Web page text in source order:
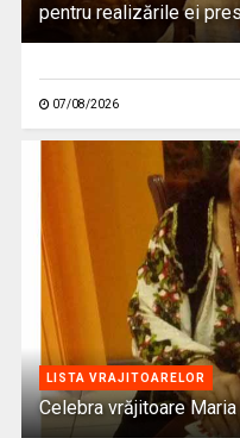
pentru realizările ei
07/08/2026
LISTA VRAJITOARELOR
Celebra vrăjitoare